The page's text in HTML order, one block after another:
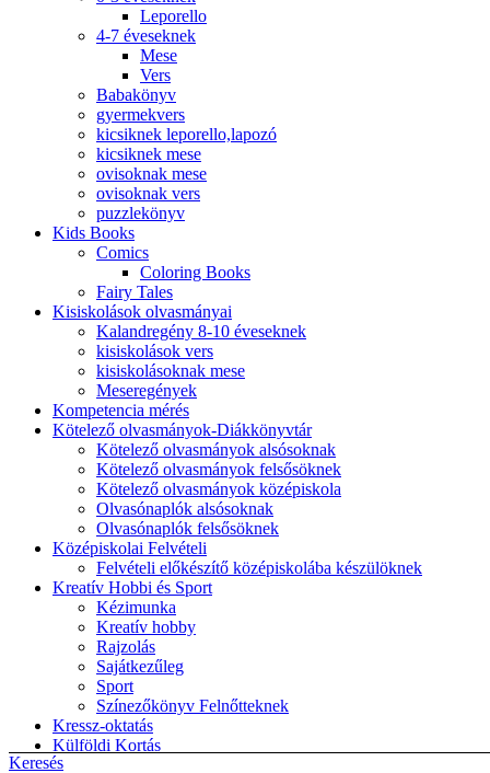
Keresés
Leporello
4-7 éveseknek
Mese
Vers
Babakönyv
gyermekvers
kicsiknek leporello,lapozó
kicsiknek mese
ovisoknak mese
ovisoknak vers
puzzlekönyv
Kids Books
Comics
Coloring Books
Fairy Tales
Kisiskolások olvasmányai
Kalandregény 8-10 éveseknek
kisiskolások vers
kisiskolásoknak mese
Meseregények
Kompetencia mérés
Kötelező olvasmányok-Diákkönyvtár
Kötelező olvasmányok alsósoknak
Kötelező olvasmányok felsősöknek
Kötelező olvasmányok középiskola
Olvasónaplók alsósoknak
Olvasónaplók felsősöknek
Középiskolai Felvételi
Felvételi előkészítő középiskolába készülöknek
Kreatív Hobbi és Sport
Kézimunka
Kreatív hobby
Rajzolás
Sajátkezűleg
Sport
Színezőkönyv Felnőtteknek
Kressz-oktatás
Külföldi Kortás
Lányregény